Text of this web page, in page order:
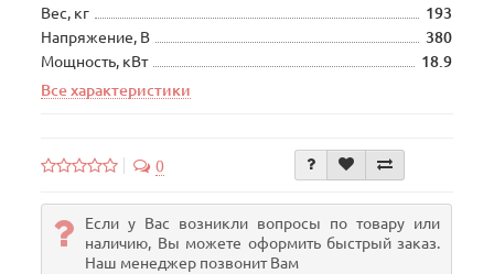
Вес, кг
193
Напряжение, В
380
Мощность, кВт
18.9
Все характеристики
0
Если у Вас возникли вопросы по товару или
наличию, Вы можете оформить быстрый заказ.
Наш менеджер позвонит Вам